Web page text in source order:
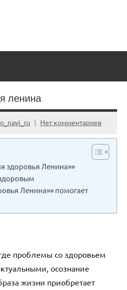
ленина
Нет комментариев
здоровья Ленина»»
Ленина»» помогает
проблемы со здоровьем
осознание
жизни приобретает